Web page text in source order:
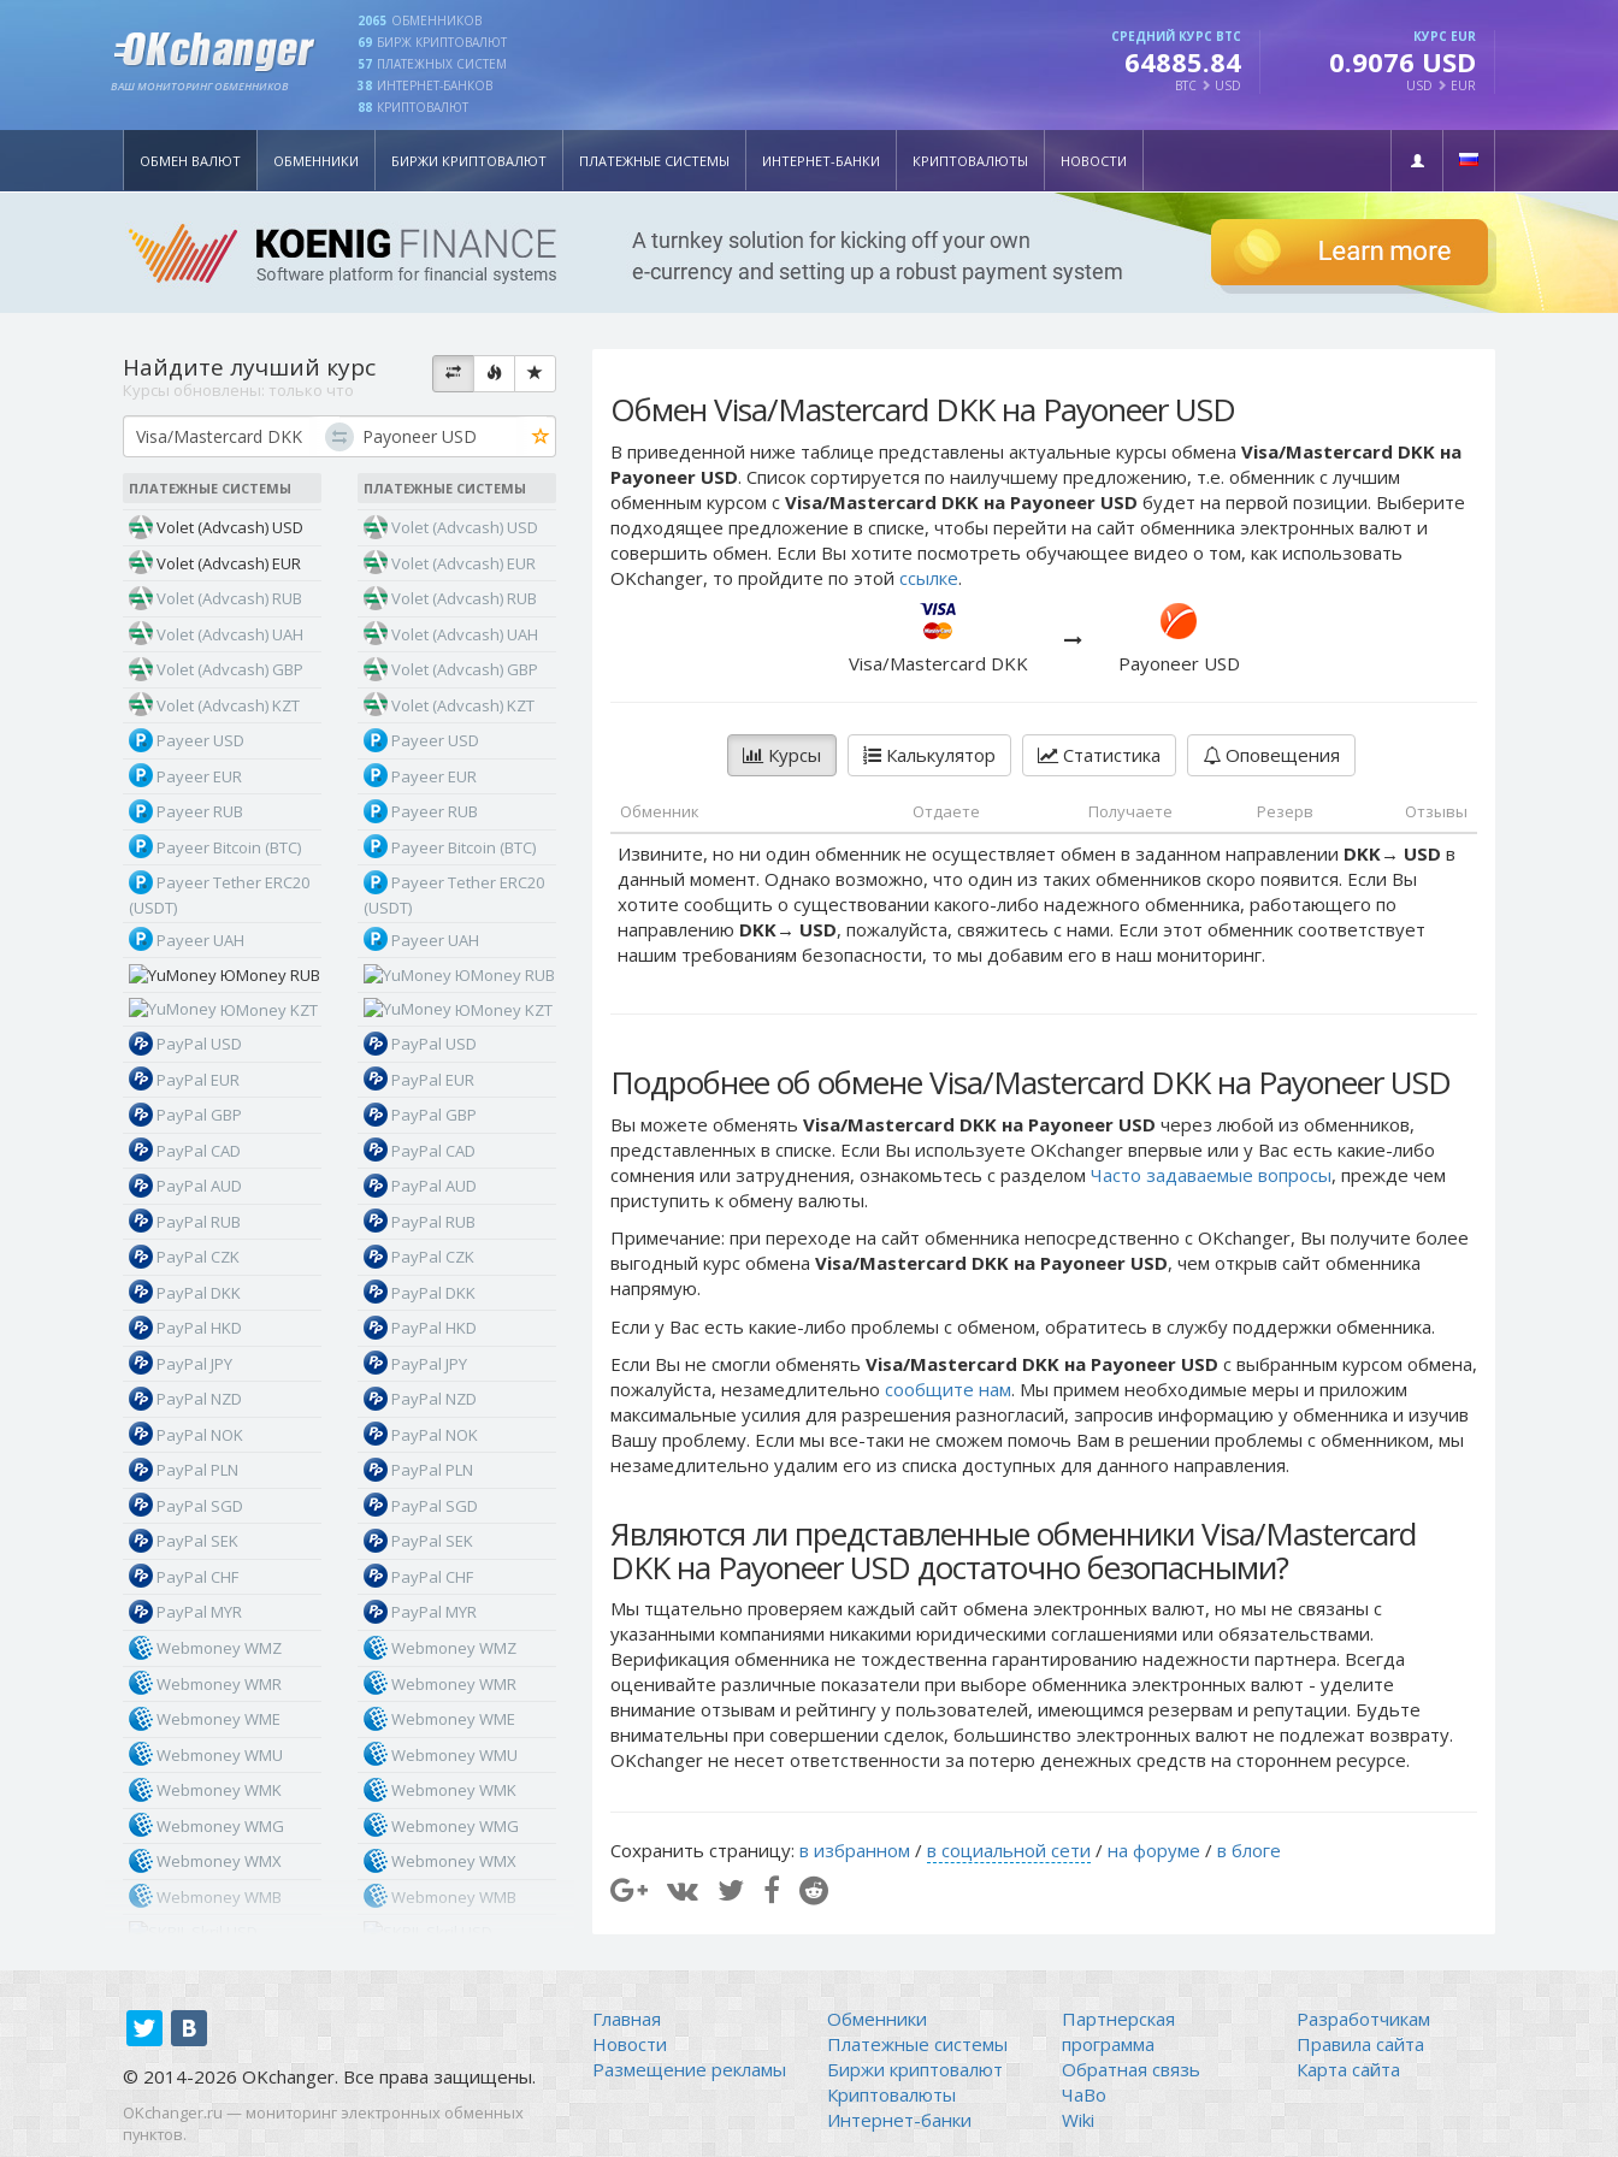
ВАШ МОНИТОРИНГ ОБМЕННИКОВ
2065 ОБМЕННИКОВ
69 БИРЖ КРИПТОВАЛЮТ
57 ПЛАТЕЖНЫХ СИСТЕМ
38 ИНТЕРНЕТ-БАНКОВ
88 КРИПТОВАЛЮТ
СРЕДНИЙ КУРС BTC
64885.84
BTC USD
КУРС EUR
0.9076 USD
USD EUR
ОБМЕН ВАЛЮТ ОБМЕННИКИ БИРЖИ КРИПТОВАЛЮТ ПЛАТЕЖНЫЕ СИСТЕМЫ ИНТЕРНЕТ-БАНКИ КРИПТОВАЛЮТЫ НОВОСТИ
Обмен Visa/Mastercard DKK на Payoneer USD
В приведенной ниже таблице представлены актуальные курсы обмена Visa/Mastercard DKK на
Payoneer USD. Список сортируется по наилучшему предложению, т.е. обменник с лучшим
обменным курсом с Visa/Mastercard DKK на Payoneer USD будет на первой позиции. Выберите
подходящее предложение в списке, чтобы перейти на сайт обменника электронных валют и
совершить обмен. Если Вы хотите посмотреть обучающее видео о том, как использовать
OKchanger, то пройдите по этой ссылке.
Visa/Mastercard DKK Payoneer USD
Курсы Калькулятор Статистика Оповещения
Обменник Отдаете Получаете Резерв Отзывы
Извините, но ни один обменник не осуществляет обмен в заданном направлении DKK→ USD в
данный момент. Однако возможно, что один из таких обменников скоро появится. Если Вы
хотите сообщить о существовании какого-либо надежного обменника, работающего по
направлению DKK→ USD, пожалуйста, свяжитесь с нами. Если этот обменник соответствует
нашим требованиям безопасности, то мы добавим его в наш мониторинг.
Подробнее об обмене Visa/Mastercard DKK на Payoneer USD
Вы можете обменять Visa/Mastercard DKK на Payoneer USD через любой из обменников,
представленных в списке. Если Вы используете OKchanger впервые или у Вас есть какие-либо
сомнения или затруднения, ознакомьтесь с разделом Часто задаваемые вопросы, прежде чем
приступить к обмену валюты.
Примечание: при переходе на сайт обменника непосредственно c OKchanger, Вы получите более
выгодный курс обмена Visa/Mastercard DKK на Payoneer USD, чем открыв сайт обменника
напрямую.
Если у Вас есть какие-либо проблемы с обменом, обратитесь в службу поддержки обменника.
Если Вы не смогли обменять Visa/Mastercard DKK на Payoneer USD с выбранным курсом обмена,
пожалуйста, незамедлительно сообщите нам. Мы примем необходимые меры и приложим
максимальные усилия для разрешения разногласий, запросив информацию у обменника и изучив
Вашу проблему. Если мы все-таки не сможем помочь Вам в решении проблемы c обменником, мы
незамедлительно удалим его из списка доступных для данного направления.
Являются ли представленные обменники Visa/Mastercard
DKK на Payoneer USD достаточно безопасными?
Мы тщательно проверяем каждый сайт обмена электронных валют, но мы не связаны c
указанными компаниями никакими юридическими соглашениями или обязательствами.
Верификация обменника не тождественна гарантированию надежности партнера. Всегда
оценивайте различные показатели при выборе обменника электронных валют - уделите
внимание отзывам и рейтингу у пользователей, имеющимся резервам и репутации. Будьте
внимательны при совершении сделок, большинство электронных валют не подлежат возврату.
OKchanger не несет ответственности за потерю денежных средств на стороннем ресурсе.
Сохранить страницу: в избранном / в социальной сети / на форуме / в блоге
Найдите лучший курс
Курсы обновлены: только что
ПЛАТЕЖНЫЕ СИСТЕМЫ
Volet (Advcash) USD
Volet (Advcash) EUR
Volet (Advcash) RUB
Volet (Advcash) UAH
Volet (Advcash) GBP
Volet (Advcash) KZT
Payeer USD
Payeer EUR
Payeer RUB
Payeer Bitcoin (BTC)
Payeer Tether ERC20
(USDT)
Payeer UAH
ЮMoney RUB
ЮMoney KZT
PayPal USD
PayPal EUR
PayPal GBP
PayPal CAD
PayPal AUD
PayPal RUB
PayPal CZK
PayPal DKK
PayPal HKD
PayPal JPY
PayPal NZD
PayPal NOK
PayPal PLN
PayPal SGD
PayPal SEK
PayPal CHF
PayPal MYR
Webmoney WMZ
Webmoney WMR
Webmoney WME
Webmoney WMU
Webmoney WMK
Webmoney WMG
Webmoney WMX
Webmoney WMB
Skril PLN
Skril GBP
Skril AUD
ПЛАТЕЖНЫЕ СИСТЕМЫ
Volet (Advcash) USD
Volet (Advcash) EUR
Volet (Advcash) RUB
Volet (Advcash) UAH
Volet (Advcash) GBP
Volet (Advcash) KZT
Payeer USD
Payeer EUR
Payeer RUB
Payeer Bitcoin (BTC)
Payeer Tether ERC20
(USDT)
Payeer UAH
ЮMoney RUB
ЮMoney KZT
PayPal USD
PayPal EUR
PayPal GBP
PayPal CAD
PayPal AUD
PayPal RUB
PayPal CZK
PayPal DKK
PayPal HKD
PayPal JPY
PayPal NZD
PayPal NOK
PayPal PLN
PayPal SGD
PayPal SEK
PayPal CHF
PayPal MYR
Webmoney WMZ
Webmoney WMR
Webmoney WME
Webmoney WMU
Webmoney WMK
Webmoney WMG
Webmoney WMX
Webmoney WMB
Skril PLN
Skril GBP
Skril AUD
© 2014-2026 OKchanger. Все права защищены.
OKchanger.ru — мониторинг электронных обменных
пунктов.
Главная
Новости
Размещение рекламы
Обменники
Платежные системы
Биржи криптовалют
Криптовалюты
Интернет-банки
Партнерская
программа
Обратная связь
ЧаВо
Wiki
Разработчикам
Правила сайта
Карта сайта